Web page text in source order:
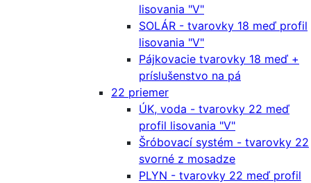
lisovania "V"
SOLÁR - tvarovky 18 meď profil
lisovania "V"
Pájkovacie tvarovky 18 meď +
príslušenstvo na pá
22 priemer
ÚK, voda - tvarovky 22 meď
profil lisovania "V"
Šróbovací systém - tvarovky 22
svorné z mosadze
PLYN - tvarovky 22 meď profil